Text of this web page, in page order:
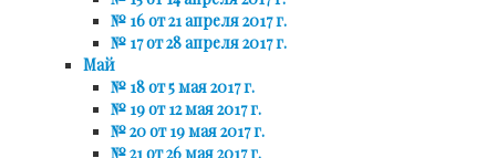
№ 16 от 21 апреля 2017 г.
№ 17 от 28 апреля 2017 г.
Май
№ 18 от 5 мая 2017 г.
№ 19 от 12 мая 2017 г.
№ 20 от 19 мая 2017 г.
№ 21 от 26 мая 2017 г.